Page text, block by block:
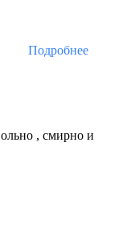
Подробнее
, смирно и